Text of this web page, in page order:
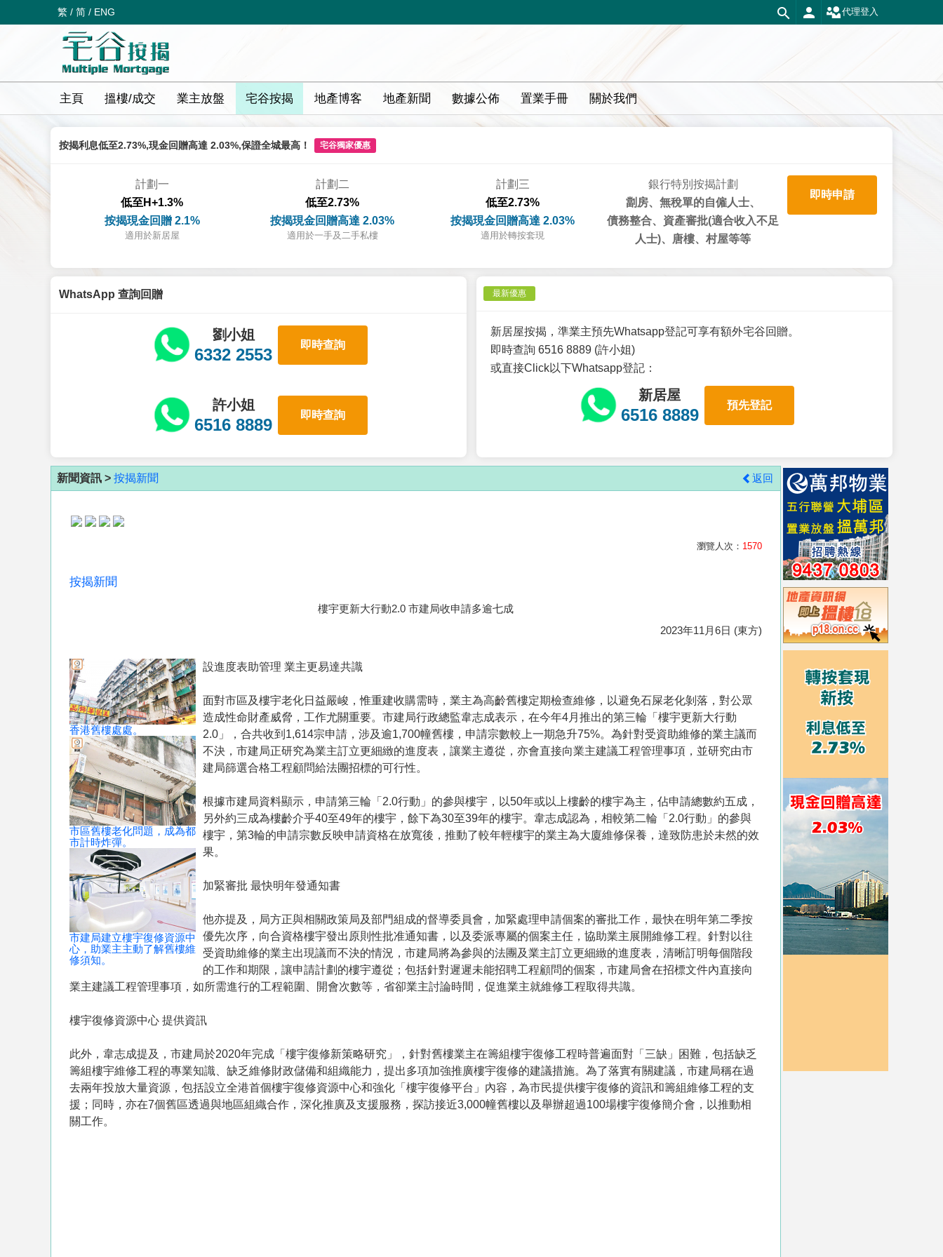
繁 / 简 / ENG 代理登入
主頁 搵樓/成交 業主放盤 宅谷按揭 地產博客 地產新聞 數據公佈 置業手冊 關於我們
按揭利息低至2.73%,現金回贈高達 2.03%,保證全城最高！ 宅谷獨家優惠
計劃一
低至H+1.3%
按揭現金回贈 2.1%
適用於新居屋
計劃二
低至2.73%
按揭現金回贈高達 2.03%
適用於一手及二手私樓
計劃三
低至2.73%
按揭現金回贈高達 2.03%
適用於轉按套現
銀行特別按揭計劃
劏房、無稅單的自僱人士、
債務整合、資產審批(適合收入不足
人士)、唐樓、村屋等等
即時申請
WhatsApp 查詢回贈
劉小姐
6332 2553
即時查詢
許小姐
6516 8889
即時查詢
最新優惠
新居屋按揭，準業主預先Whatsapp登記可享有額外宅谷回贈。
即時查詢 6516 8889 (許小姐)
或直接Click以下Whatsapp登記：
新居屋
6516 8889
預先登記
新聞資訊 > 按揭新聞 返回
瀏覽人次： 1570
按揭新聞
樓宇更新大行動2.0 市建局收申請多逾七成
2023年11月6日 (東方)
香港舊樓處處。
市區舊樓老化問題，成為都
市計時炸彈。
市建局建立樓宇復修資源中
心，助業主主動了解舊樓維
修須知。
設進度表助管理 業主更易達共識
面對市區及樓宇老化日益嚴峻，惟重建收購需時，業主為高齡舊樓定期檢查維修，以避免石屎老化剝落，對公眾
造成性命財產威脅，工作尤關重要。市建局行政總監韋志成表示，在今年4月推出的第三輪「樓宇更新大行動
2.0」，合共收到1,614宗申請，涉及逾1,700幢舊樓，申請宗數較上一期急升75%。為針對受資助維修的業主議而
不決，市建局正研究為業主訂立更細緻的進度表，讓業主遵從，亦會直接向業主建議工程管理事項，並研究由市
建局篩選合格工程顧問給法團招標的可行性。
根據市建局資料顯示，申請第三輪「2.0行動」的參與樓宇，以50年或以上樓齡的樓宇為主，佔申請總數約五成，
另外約三成為樓齡介乎40至49年的樓宇，餘下為30至39年的樓宇。韋志成認為，相較第二輪「2.0行動」的參與
樓宇，第3輪的申請宗數反映申請資格在放寬後，推動了較年輕樓宇的業主為大廈維修保養，達致防患於未然的效
果。
加緊審批 最快明年發通知書
他亦提及，局方正與相關政策局及部門組成的督導委員會，加緊處理申請個案的審批工作，最快在明年第二季按
優先次序，向合資格樓宇發出原則性批准通知書，以及委派專屬的個案主任，協助業主展開維修工程。針對以往
受資助維修的業主出現議而不決的情況，市建局將為參與的法團及業主訂立更細緻的進度表，清晰訂明每個階段
的工作和期限，讓申請計劃的樓宇遵從；包括針對遲遲未能招聘工程顧問的個案，市建局會在招標文件內直接向
業主建議工程管理事項，如所需進行的工程範圍、開會次數等，省卻業主討論時間，促進業主就維修工程取得共識。
樓宇復修資源中心 提供資訊
此外，韋志成提及，市建局於2020年完成「樓宇復修新策略研究」，針對舊樓業主在籌組樓宇復修工程時普遍面對「三缺」困難，包括缺乏
籌組樓宇維修工程的專業知識、缺乏維修財政儲備和組織能力，提出多項加強推廣樓宇復修的建議措施。為了落實有關建議，市建局稱在過
去兩年投放大量資源，包括設立全港首個樓宇復修資源中心和強化「樓宇復修平台」內容，為市民提供樓宇復修的資訊和籌組維修工程的支
援；同時，亦在7個舊區透過與地區組織合作，深化推廣及支援服務，探訪接近3,000幢舊樓以及舉辦超過100場樓宇復修簡介會，以推動相
關工作。